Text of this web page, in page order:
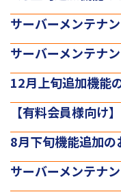
サーバーメンテナ
サーバーメンテナ
12月上旬追加機能
【有料会員様向け
8月下旬機能追加の
サーバーメンテナ